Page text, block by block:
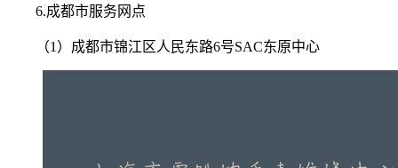
6.成都市服务网点
（1）成都市锦江区人民东路6号SAC东原中心